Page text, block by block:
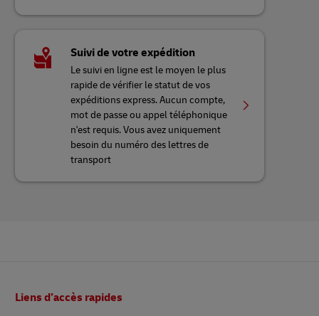
Suivi de votre expédition
Le suivi en ligne est le moyen le plus
rapide de vérifier le statut de vos
expéditions express. Aucun compte,
mot de passe ou appel téléphonique
n'est requis. Vous avez uniquement
besoin du numéro des lettres de
transport
Liens d’accès rapides